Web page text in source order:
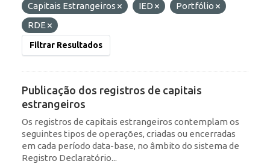
Capitais Estrangeiros
IED
Portfólio
RDE
Filtrar Resultados
Publicação dos registros de capitais
estrangeiros
Os registros de capitais estrangeiros contemplam os
seguintes tipos de operações, criadas ou encerradas
em cada período data-base, no âmbito do sistema de
Registro Declaratório...